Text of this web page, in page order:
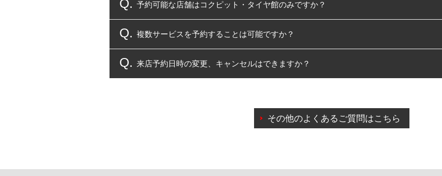
予約可能な店舗はコクピット・タイヤ館のみですか？
コクピット・タイヤ館のみとなります。
複数サービスを予約することは可能ですか？
複数サービスのご予約は可能です。
来店予約日時の変更、キャンセルはできますか？
また、やむを得ない事由によりご予約のキャンセルをご希望の際は、直接ご予約いた
その他のよくあるご質問はこちら